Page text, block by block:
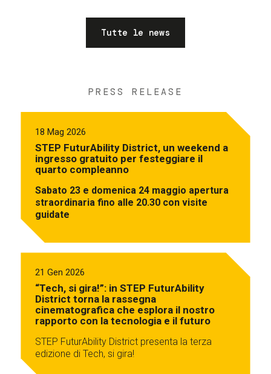
Tutte le news
PRESS RELEASE
18 Mag 2026
STEP FuturAbility District, un weekend a
ingresso gratuito per festeggiare il
quarto compleanno
Sabato 23 e domenica 24 maggio apertura
straordinaria fino alle 20.30 con visite
guidate
21 Gen 2026
“Tech, si gira!”: in STEP FuturAbility
District torna la rassegna
cinematografica che esplora il nostro
rapporto con la tecnologia e il futuro
STEP FuturAbility District presenta la terza
edizione di Tech, si gira!